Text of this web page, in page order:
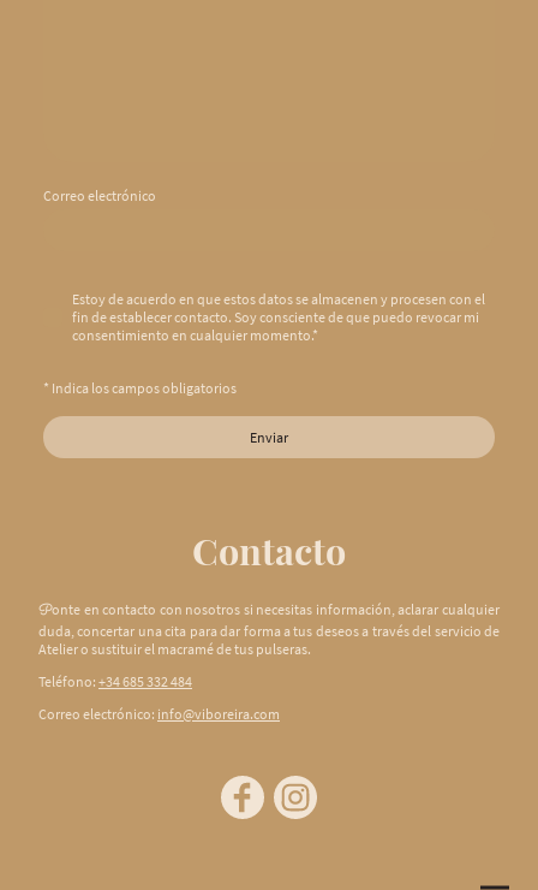
Correo electrónico
Estoy de acuerdo en que estos datos se almacenen y procesen con el
fin de establecer contacto. Soy consciente de que puedo revocar mi
consentimiento en cualquier momento.*
* Indica los campos obligatorios
Enviar
Contacto
Ponte en contacto con nosotros si necesitas información, aclarar cualquier
duda, concertar una cita para dar forma a tus deseos a través del servicio de
Atelier o sustituir el macramé de tus pulseras.
Teléfono: +34 685 332 484
Correo electrónico: info@viboreira.com